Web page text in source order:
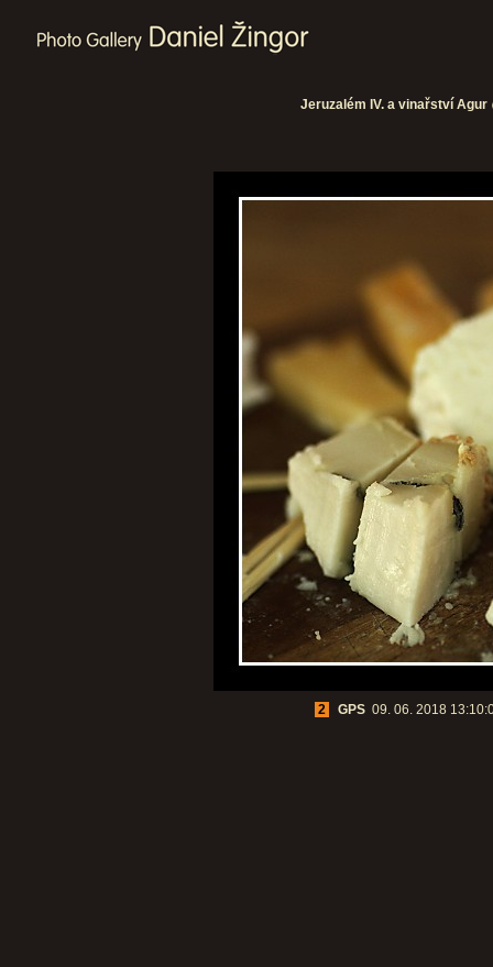
Jeruzalém IV. a vinařství Agur
2 GPS09. 06. 2018